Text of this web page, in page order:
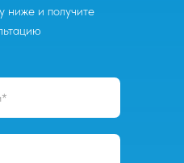
ниже и получите